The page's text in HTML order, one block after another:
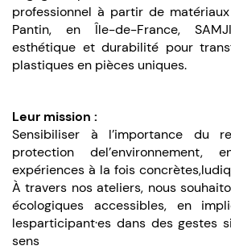
professionnel à partir de
Pantin, en Île-de-France,
esthétique et durabilité pour
plastiques en pièces uniques.
Leur mission :
Sensibiliser à l’importance du
protection del’environnement,
expériences à la fois
À travers nos ateliers, nous
écologiques accessibles, en
lesparticipant·es dans des gestes
sens